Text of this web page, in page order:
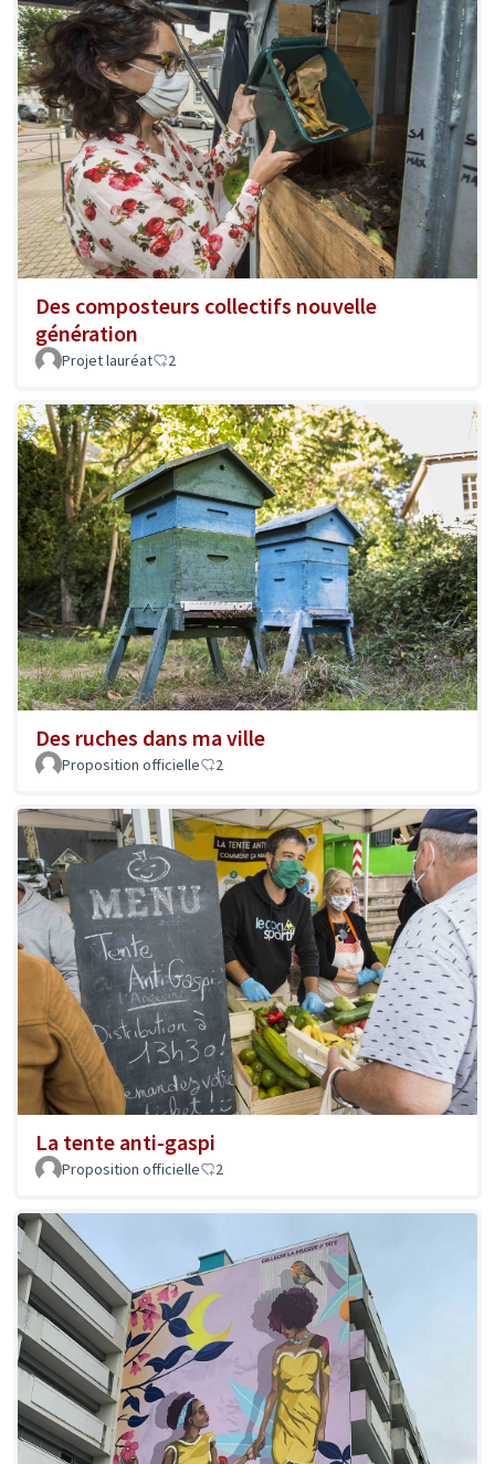
Des composteurs collectifs nouvelle
génération
Projet lauréat 2
Des ruches dans ma ville
Proposition officielle 2
La tente anti-gaspi
Proposition officielle 2